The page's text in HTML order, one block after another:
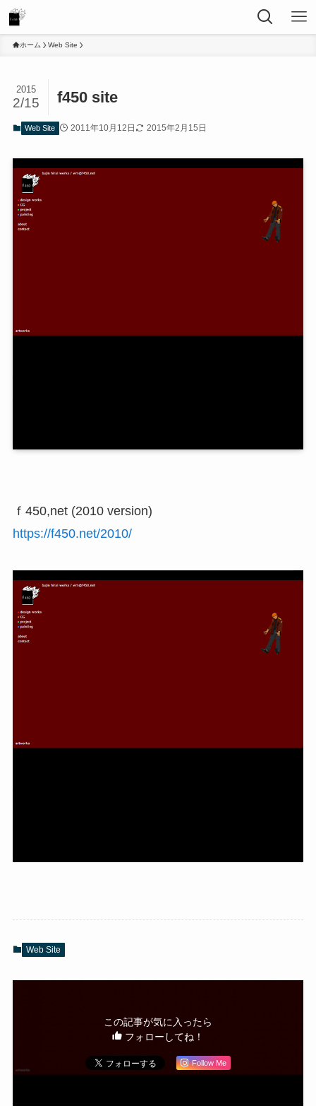
ホーム Web Site
f450 site
2015
2/15
Web Site 2011年10月12日 2015年2月15日
ｆ450,net (2010 version)
https://f450.net/2010/
Web Site
この記事が気に入ったら
フォローしてね！
Follow Me